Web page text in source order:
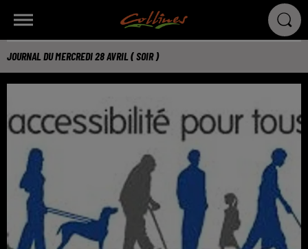
JOURNAL DU MERCREDI 28 AVRIL ( SOIR )